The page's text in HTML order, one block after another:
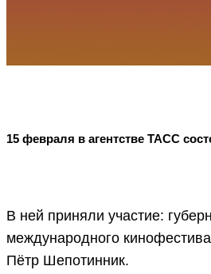
15 февраля в агентстве ТАСС
В ней приняли участие:
международного
Пётр Шепотинник.